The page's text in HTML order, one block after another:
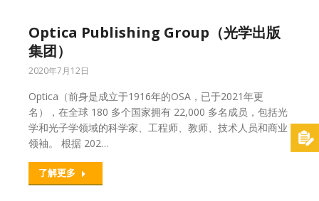
Optica Publishing Group（光学出版
集团）
2020年7月12日
Optica（前身是成立于1916年的OSA，已于2021年更
名），在全球 180 多个国家拥有 22,000 多名成员，包括光
学和光子学领域的科学家、工程师、教师、技术人员和商业
领袖。 根据 202…
了解更多